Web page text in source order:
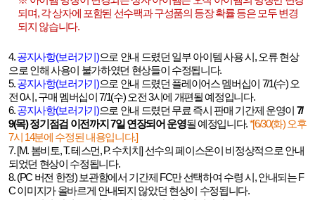
되며,각 상자에 포함된 선수팩과 구성품의 등장 확률 등은 모두 변경
되지 않습니다.
4.공지사항(보러가기)으로 안내 드렸던 일부 아이템 사용 시, 오류 현상
으로 인해 사용이 불가하였던 현상들이 수정됩니다.
5.공지사항(보러가기)으로 안내 드렸던 플레이어스 멤버십이 7/1(수) 오
전0시,구매 멤버십이7/1(수) 오전3시에 개편될 예정입니다.
6.공지사항(보러가기)으로 안내 드렸던 무료 즉시 판매 기간제 운영이 7/
9(목)정기점검 이전까지7일 연장되어 운영될 예정입니다.*[6/30(화) 오후
7시 14분에 수정된 내용입니다.]
7. [M. 봄비토, T.테스먼, P.수치치]선수의 페이스온이 비정상적으로 안내
되었던 현상이 수정됩니다.
8. (PC 버전 한정) 보관함에서 기간제 FC만 선택하여 수령 시,안내되는F
C이미지가 올바르게 안내되지 않았던 현상이 수정됩니다.